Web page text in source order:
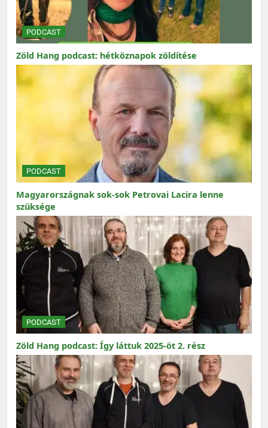
PODCAST
Zöld Hang podcast: hétköznapok zöldítése
PODCAST
Magyarországnak sok-sok Petrovai Lacira lenne
szüksége
PODCAST
Zöld Hang podcast: Így láttuk 2025-öt 2. rész